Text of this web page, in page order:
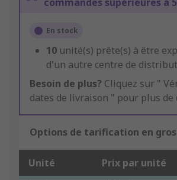
commandes supérieures à
En stock
10 unité(s) prête(s) à être
d'un autre centre de
Besoin de plus? Cliquez sur "
dates de livraison " pour plus de
Options de tarification en gros
Unité Prix par unité